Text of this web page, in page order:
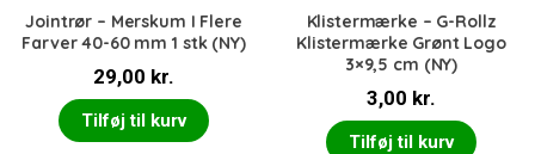
Jointrør – Merskum I Flere
Farver 40-60 mm 1 stk (NY)
29,00 kr.
Tilføj til kurv
Klistermærke – G-Rollz
Klistermærke Grønt Logo
3×9,5 cm (NY)
3,00 kr.
Tilføj til kurv